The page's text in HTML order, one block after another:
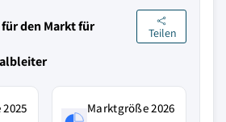
den Markt für Teilen
Marktgröße 2026